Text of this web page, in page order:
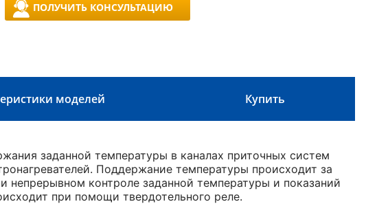
ПОЛУЧИТЬ КОНСУЛЬТАЦИЮ
моделей Купить
заданной температуры в каналах приточных систем
Поддержание температуры происходит за
непрерывном контроле заданной температуры и показаний
при помощи твердотельного реле.